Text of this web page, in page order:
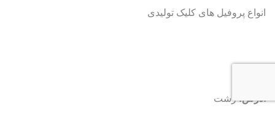
انواع پروفیل های کلیک تولیدی
آدرس:رشت